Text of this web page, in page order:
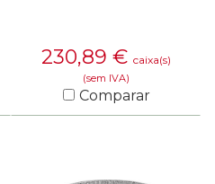
230,89 € caixa(s)
(sem IVA)
Comparar